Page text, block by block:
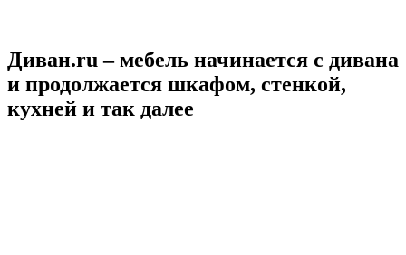
Диван.ru – мебель начинается с дивана
и продолжается шкафом, стенкой,
кухней и так далее